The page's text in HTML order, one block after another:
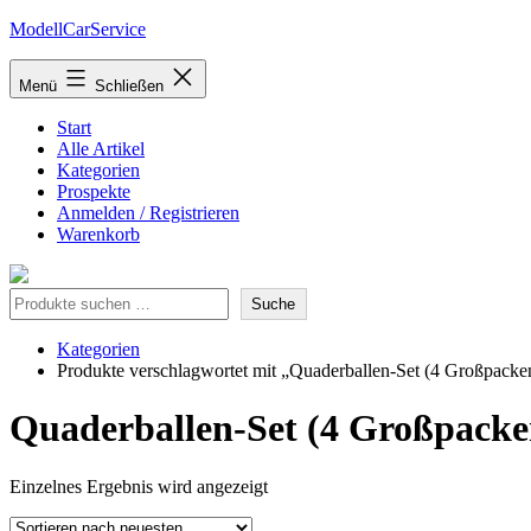
Zum
springen
ModellCarService
Menü Schließen
Start
Alle Artikel
Kategorien
Prospekte
Anmelden / Registrieren
Warenkorb
Suche Suche
Kategorien
Produkte verschlagwortet mit „Quaderballen-Set (4
Quaderballen-Set (4
Einzelnes Ergebnis wird angezeigt